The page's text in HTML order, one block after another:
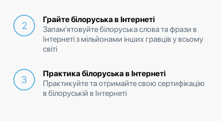
Грайте білоруська в Інтернеті
Запам'ятовуйте білоруська слова та фрази в
Інтернеті з мільйонами інших гравців у всьому
світі
Практика білоруська в Інтернеті
Практикуйте та отримайте свою сертифікацію
в білоруській в Інтернеті